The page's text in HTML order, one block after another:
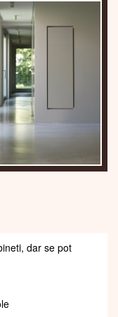
dar se pot